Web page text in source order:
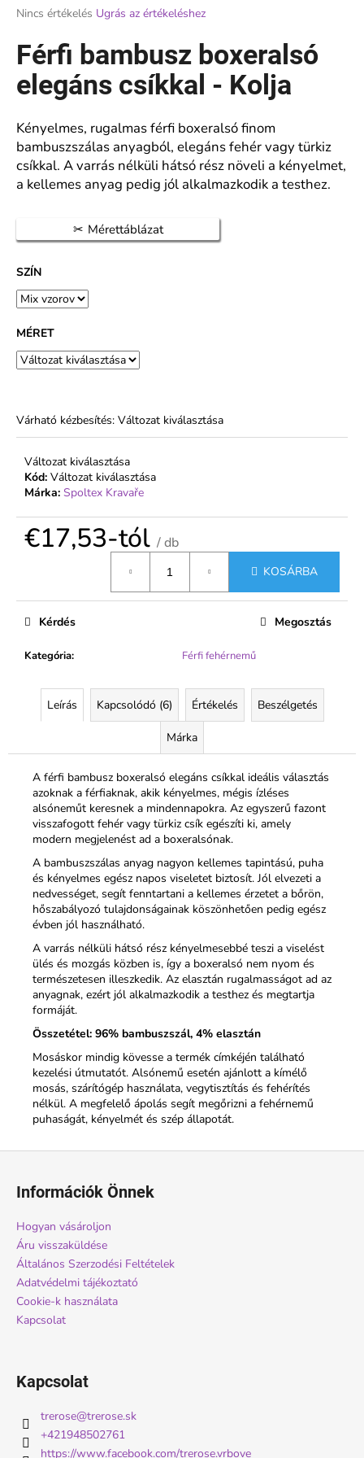
A
átlagos
értékelése
ből
csillag.
Nincs értékelés Ugrás az értékeléshez
Férfi bambusz boxeralsó
elegáns csíkkal - Kolja
Kényelmes, rugalmas férfi boxeralsó finom
bambuszszálas anyagból, elegáns fehér vagy türkiz
csíkkal. A varrás nélküli hátsó rész növeli a kényelmet,
a kellemes anyag pedig jól alkalmazkodik a testhez.
Mérettáblázat
SZÍN
MÉRET
Várható kézbesítés: Változat kiválasztása
Változat kiválasztása
Kód: Változat kiválasztása
Márka: Spoltex Kravaře
€17,53-tól / db
KOSÁRBA
Kategória: Férfi fehérnemű
Kérdés Megosztás
Leírás Kapcsolódó (6) Értékelés Beszélgetés
Márka
A férfi bambusz boxeralsó elegáns csíkkal ideális választás
azoknak a férfiaknak, akik kényelmes, mégis ízléses
alsóneműt keresnek a mindennapokra. Az egyszerű fazont
visszafogott fehér vagy türkiz csík egészíti ki, amely
modern megjelenést ad a boxeralsónak.
A bambuszszálas anyag nagyon kellemes tapintású, puha
és kényelmes egész napos viseletet biztosít. Jól elvezeti a
nedvességet, segít fenntartani a kellemes érzetet a bőrön,
hőszabályozó tulajdonságainak köszönhetően pedig egész
évben jól használható.
A varrás nélküli hátsó rész kényelmesebbé teszi a viselést
ülés és mozgás közben is, így a boxeralsó nem nyom és
természetesen illeszkedik. Az elasztán rugalmasságot ad az
anyagnak, ezért jól alkalmazkodik a testhez és megtartja
formáját.
Összetétel: 96% bambuszszál, 4% elasztán
Mosáskor mindig kövesse a termék címkéjén található
kezelési útmutatót. Alsónemű esetén ajánlott a kímélő
mosás, szárítógép használata, vegytisztítás és fehérítés
nélkül. A megfelelő ápolás segít megőrizni a fehérnemű
puhaságát, kényelmét és szép állapotát.
A
j
á
l
j
u
k
HARISNYANADRÁG
20
DEN
NAGY
BETÉTTEL
140
–
MAX
Információk Önnek
Hogyan vásároljon
Áru visszaküldése
Általános Szerzodési Feltételek
Adatvédelmi tájékoztató
Cookie-k használata
Kapcsolat
Kapcsolat
trerose@trerose.sk
+421948502761
https://www.facebook.com/trerose.vrbove